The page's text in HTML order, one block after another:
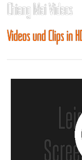
Chiang Mai Videos
Videos und Clips in